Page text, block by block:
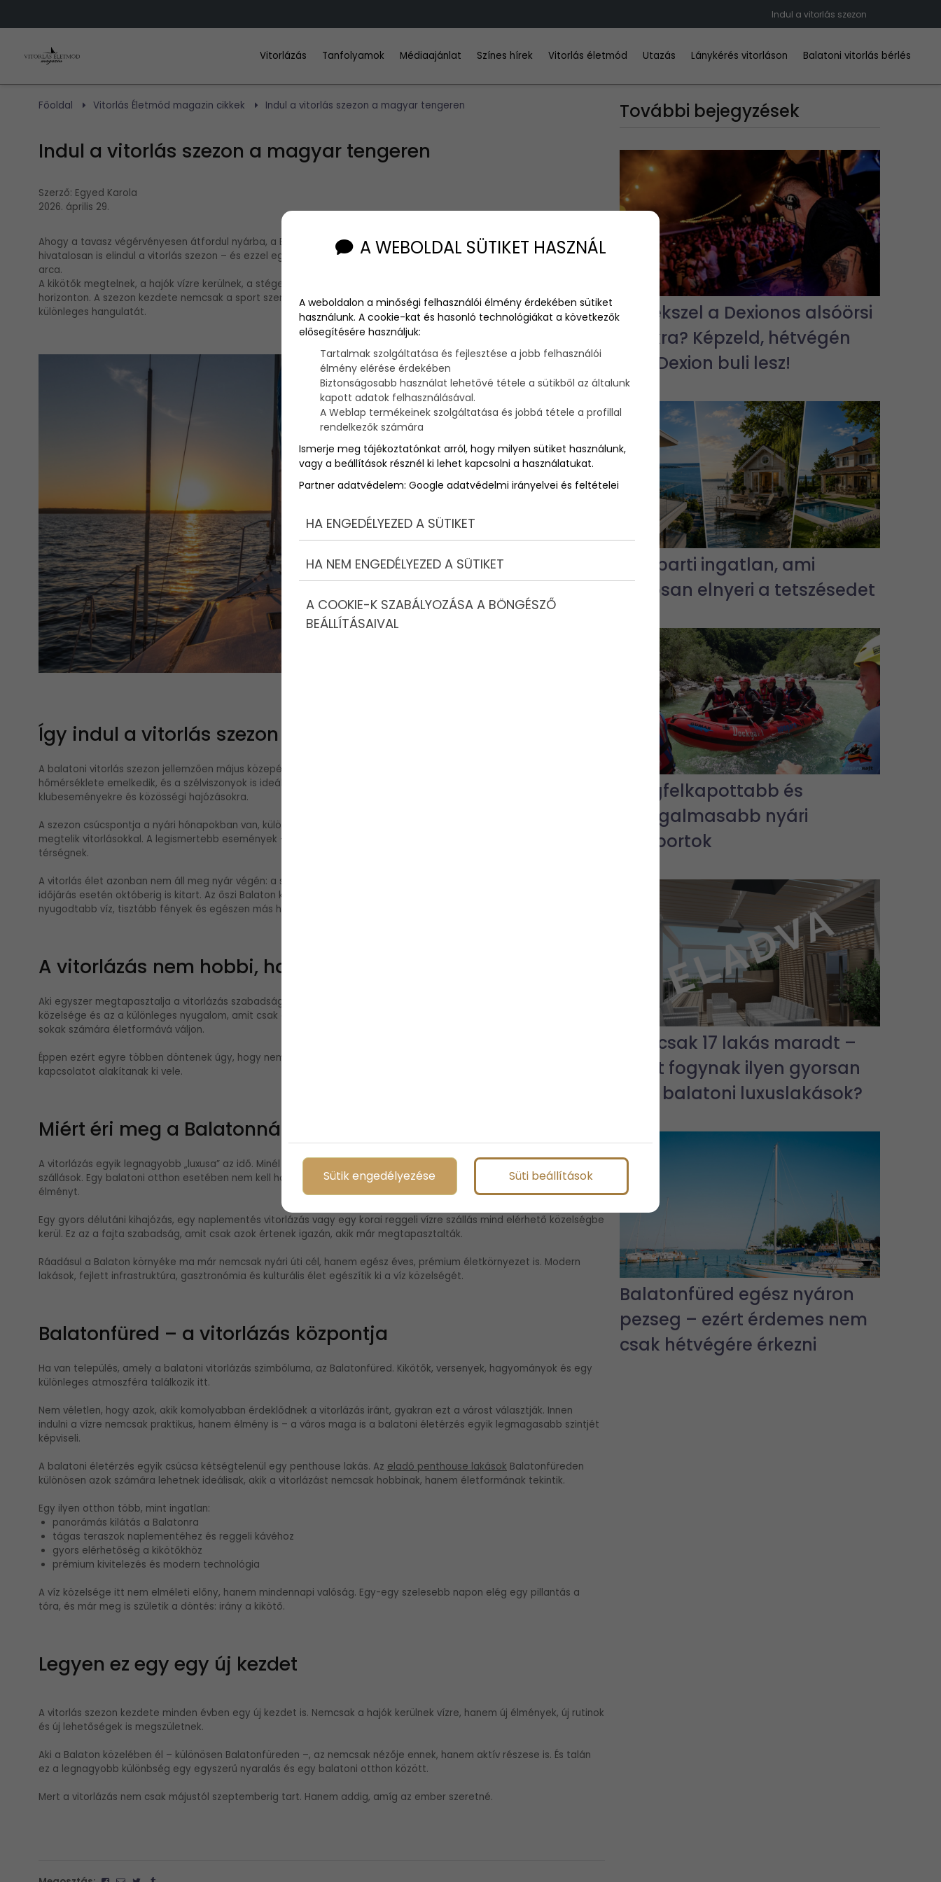
Indul a vitorlás szezon
Vitorlázás Tanfolyamok Médiaajánlat Színes hírek Vitorlás életmód Utazás Lánykérés vitorláson Balatoni vitorlás bérlés
Főoldal Vitorlás Életmód magazin cikkek Indul a vitorlás szezon a magyar tengeren
Indul a vitorlás szezon a magyar tengeren
Szerző: Egyed Karola
2026. április 29.
Ahogy a tavasz végérvényesen átfordul nyárba, a Balaton partján valami különleges történik. Május közepén
hivatalosan is elindul a vitorlás szezon – és ezzel együtt életre kel a tó egy egészen más, elegánsabb és szabadabb
arca.
A kikötők megtelnek, a hajók vízre kerülnek, a stégek körül pezsgés indul, és egyre több fehér vitorla jelenik meg a
horizonton. A szezon kezdete nemcsak a sport szerelmeseinek fontos, hanem mindenkinek, aki szereti a Balaton
különleges hangulatát.
Így indul a vitorlás szezon
A balatoni vitorlás szezon jellemzően május közepén kezdődik, amikor az időjárás már stabilabbá válik, a víz
hőmérséklete emelkedik, és a szélviszonyok is ideálisabbak lesznek. Ekkor kerül sor az első komolyabb versenyekre,
klubeseményekre és közösségi hajózásokra.
A szezon csúcspontja a nyári hónapokban van, különösen június és augusztus között, amikor a Balaton szó szerint
megtelik vitorlásokkal. A legismertebb események – mint például a Kékszalag – nemzetközi figyelmet is hoznak a
térségnek.
A vitorlás élet azonban nem áll meg nyár végén: a szezon sok esetben egészen szeptember végéig, sőt, kedvező
időjárás esetén októberig is kitart. Az őszi Balaton különösen kedvelt a tapasztalt vitorlázók körében: kevesebb hajó,
nyugodtabb víz, tisztább fények és egészen más hangulat.
A vitorlázás nem hobbi, hanem életforma
Aki egyszer megtapasztalja a vitorlázás szabadságát, nehezen mond le róla. A csend, a szél ereje, a természet
közelsége és az a különleges nyugalom, amit csak a vízen lehet átélni – mind hozzájárulnak ahhoz, hogy a vitorlázás
sokak számára életformává váljon.
Éppen ezért egyre többen döntenek úgy, hogy nemcsak időszakosan szeretnék élvezni a Balatont, hanem állandóbb
kapcsolatot alakítanak ki vele.
Miért éri meg a Balatonnál lakni, ha szeret vitorlázni?
A vitorlázás egyik legnagyobb „luxusa” az idő. Minél közelebb van valaki a vízhez, annál spontánabbá válhatnak a vízre
szállások. Egy balatoni otthon esetében nem kell hosszú utakat tervezni, csomagolni vagy hétvégékre korlátozni az
élményt.
Egy gyors délutáni kihajózás, egy naplementés vitorlázás vagy egy korai reggeli vízre szállás mind elérhető közelségbe
kerül. Ez az a fajta szabadság, amit csak azok értenek igazán, akik már megtapasztalták.
Ráadásul a Balaton környéke ma már nemcsak nyári úti cél, hanem egész éves, prémium életkörnyezet is. Modern
lakások, fejlett infrastruktúra, gasztronómia és kulturális élet egészítik ki a víz közelségét.
Balatonfüred – a vitorlázás központja
Ha van település, amely a balatoni vitorlázás szimbóluma, az Balatonfüred. Kikötők, versenyek, hagyományok és egy
különleges atmoszféra találkozik itt.
Nem véletlen, hogy azok, akik komolyabban érdeklődnek a vitorlázás iránt, gyakran ezt a várost választják. Innen
indulni a vízre nemcsak praktikus, hanem élmény is – a város maga is a balatoni életérzés egyik legmagasabb szintjét
képviseli.
A balatoni életérzés egyik csúcsa kétségtelenül egy penthouse lakás. Az eladó penthouse lakások Balatonfüreden
különösen azok számára lehetnek ideálisak, akik a vitorlázást nemcsak hobbinak, hanem életformának tekintik.
Egy ilyen otthon több, mint ingatlan:
panorámás kilátás a Balatonra
tágas teraszok naplementéhez és reggeli kávéhoz
gyors elérhetőség a kikötőkhöz
prémium kivitelezés és modern technológia
A víz közelsége itt nem elméleti előny, hanem mindennapi valóság. Egy-egy szelesebb napon elég egy pillantás a
tóra, és már meg is születik a döntés: irány a kikötő.
Legyen ez egy egy új kezdet
A vitorlás szezon kezdete minden évben egy új kezdet is. Nemcsak a hajók kerülnek vízre, hanem új élmények, új rutinok
és új lehetőségek is megszületnek.
Aki a Balaton közelében él – különösen Balatonfüreden –, az nemcsak nézője ennek, hanem aktív részese is. És talán
ez a legnagyobb különbség egy egyszerű nyaralás és egy balatoni otthon között.
Mert a vitorlázás nem csak májustól szeptemberig tart. Hanem addig, amíg az ember szeretné.
További bejegyzések
Emlékszel a Dexionos alsóörsi
bulikra? Képzeld, hétvégén
újra Dexion buli lesz!
3 vízparti ingatlan, ami
biztosan elnyeri a tetszésedet
A legfelkapottabb és
legizgalmasabb nyári
vízisportok
Már csak 17 lakás maradt –
miért fogynak ilyen gyorsan
az új balatoni luxuslakások?
Balatonfüred egész nyáron
pezseg – ezért érdemes nem
csak hétvégére érkezni
A WEBOLDAL SÜTIKET HASZNÁL
A weboldalon a minőségi felhasználói élmény érdekében sütiket
használunk. A cookie-kat és hasonló technológiákat a következők
elősegítésére használjuk:
Tartalmak szolgáltatása és fejlesztése a jobb felhasználói
élmény elérése érdekében
Biztonságosabb használat lehetővé tétele a sütikből az általunk
kapott adatok felhasználásával.
A Weblap termékeinek szolgáltatása és jobbá tétele a profillal
rendelkezők számára
Ismerje meg tájékoztatónkat arról, hogy milyen sütiket használunk,
vagy a beállítások résznél ki lehet kapcsolni a használatukat.
Partner adatvédelem: Google adatvédelmi irányelvei és feltételei
HA ENGEDÉLYEZED A SÜTIKET
HA NEM ENGEDÉLYEZED A SÜTIKET
A COOKIE-K SZABÁLYOZÁSA A BÖNGÉSZŐ
BEÁLLÍTÁSAIVAL
Sütik engedélyezése Süti beállítások